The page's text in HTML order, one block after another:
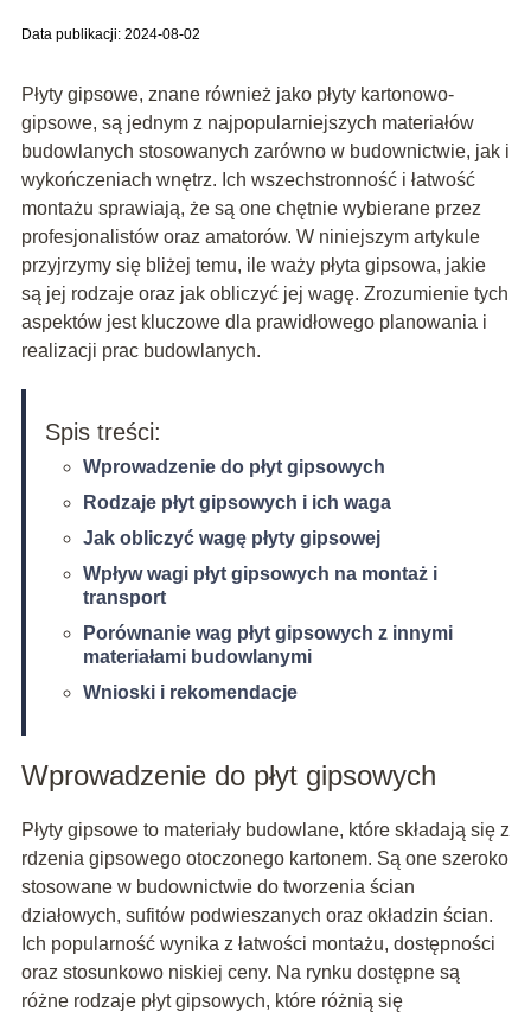
Data publikacji: 2024-08-02
Płyty gipsowe, znane również jako płyty kartonowo-
gipsowe, są jednym z najpopularniejszych materiałów
budowlanych stosowanych zarówno w budownictwie, jak i
wykończeniach wnętrz. Ich wszechstronność i łatwość
montażu sprawiają, że są one chętnie wybierane przez
profesjonalistów oraz amatorów. W niniejszym artykule
przyjrzymy się bliżej temu, ile waży płyta gipsowa, jakie
są jej rodzaje oraz jak obliczyć jej wagę. Zrozumienie tych
aspektów jest kluczowe dla prawidłowego planowania i
realizacji prac budowlanych.
Spis treści:
Wprowadzenie do płyt gipsowych
Rodzaje płyt gipsowych i ich waga
Jak obliczyć wagę płyty gipsowej
Wpływ wagi płyt gipsowych na montaż i
transport
Porównanie wag płyt gipsowych z innymi
materiałami budowlanymi
Wnioski i rekomendacje
Wprowadzenie do płyt gipsowych
Płyty gipsowe to materiały budowlane, które składają się z
rdzenia gipsowego otoczonego kartonem. Są one szeroko
stosowane w budownictwie do tworzenia ścian
działowych, sufitów podwieszanych oraz okładzin ścian.
Ich popularność wynika z łatwości montażu, dostępności
oraz stosunkowo niskiej ceny. Na rynku dostępne są
różne rodzaje płyt gipsowych, które różnią się